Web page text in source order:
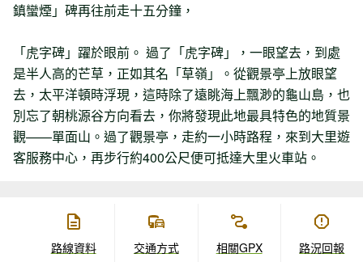
鎮蠻煙」碑再往前走十五分鐘，
「虎字碑」躍於眼前。 過了「虎字碑」，一眼望去，到處
是半人高的芒草，正如其名「草嶺」。從觀景亭上放眼望
去，太平洋頓時浮現，這時除了遠眺海上飄渺的龜山島，也
別忘了朝桃源谷方向看去，你將發現此地最具特色的地質景
觀——單面山。過了觀景亭，走約一小時路程，來到大里遊
客服務中心，再步行約400公尺便可抵達大里火車站。
路線資料 交通方式 相關GPX 路況回報